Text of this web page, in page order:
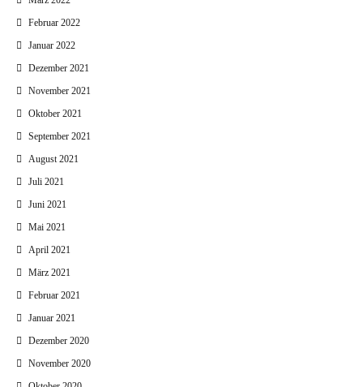
Februar 2022
Januar 2022
Dezember 2021
November 2021
Oktober 2021
September 2021
August 2021
Juli 2021
Juni 2021
Mai 2021
April 2021
März 2021
Februar 2021
Januar 2021
Dezember 2020
November 2020